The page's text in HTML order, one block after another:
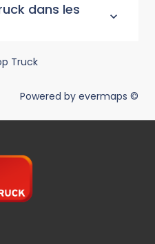
dans les
Truck
Powered by evermaps ©